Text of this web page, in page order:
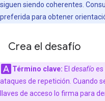
siguen siendo coherentes.
preferida para obtener
Crea el desafío
Término clave: El desafío es
ataques de repetición. Cuando
llaves de acceso lo firma para